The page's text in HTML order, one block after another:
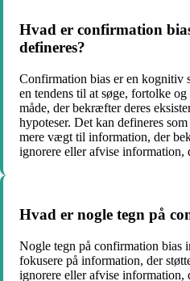
Hvad er confirmation
defineres?
Confirmation bias er en kognitiv
en tendens til at søge, fortolke
måde, der bekræfter deres
hypoteser. Det kan defineres
mere vægt til information, der
ignorere eller afvise information,
Hvad er nogle tegn på
Nogle tegn på confirmation bias
fokusere på information, der
ignorere eller afvise information,